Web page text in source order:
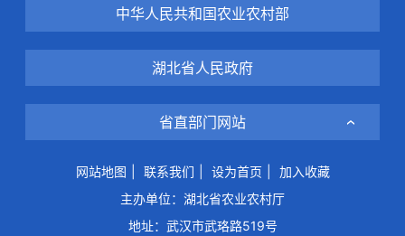
中华人民共和国农业农村部
湖北省人民政府
省直部门网站
网站地图 联系我们 设为首页
加入收藏
主办单位：湖北省农业农村厅
地址：武汉市武珞路519号